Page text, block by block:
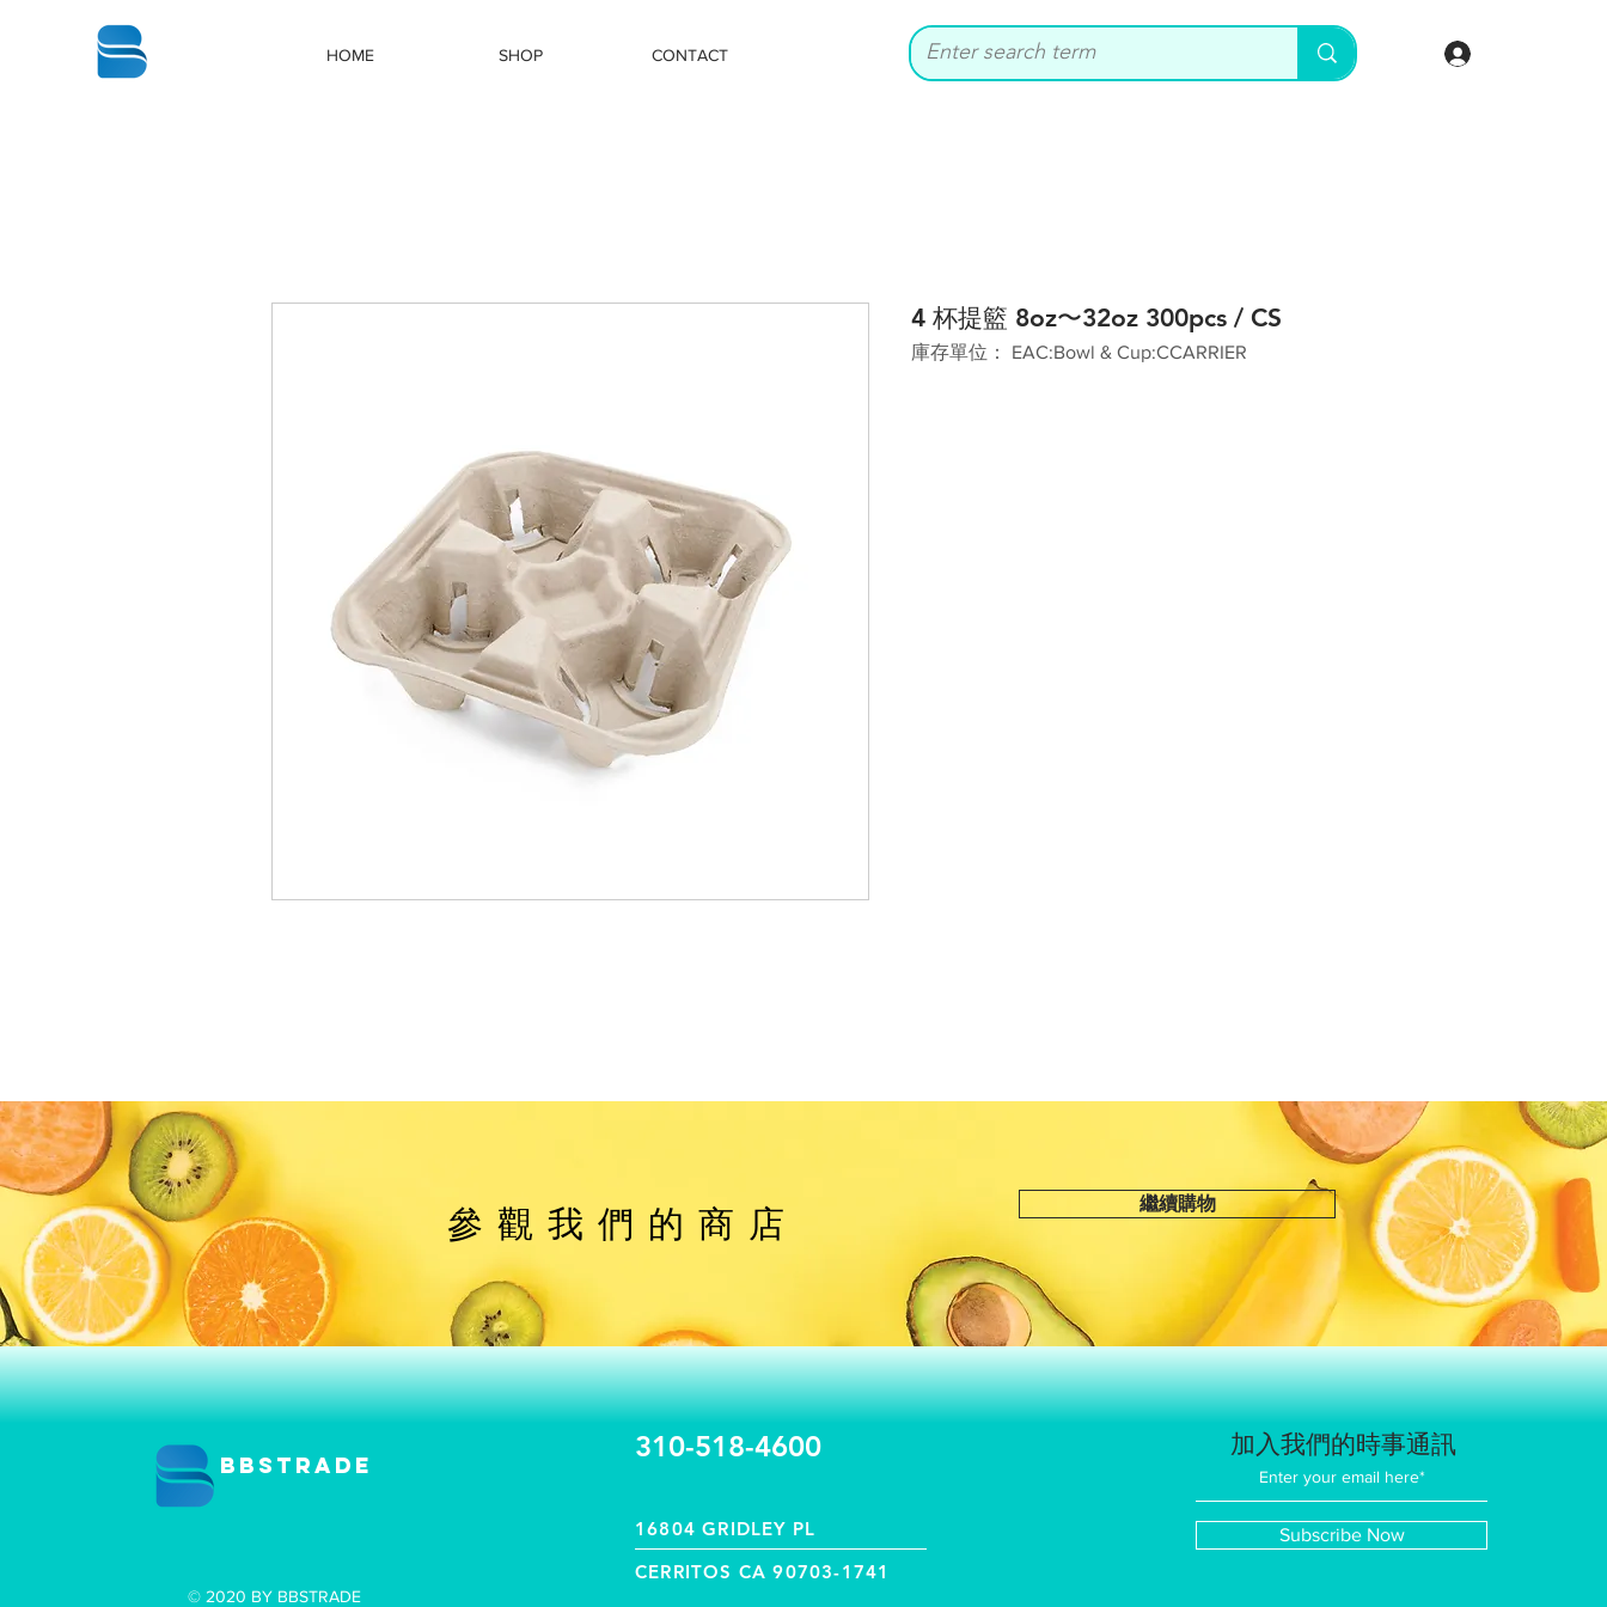
HOME SHOP CONTACT
4 杯提籃 8oz〜32oz 300pcs / CS
庫存單位： EAC:Bowl & Cup:CCARRIER
參觀我們的商店 繼續購物
BBSTRADE
© 2020 BY BBSTRADE
310-518-4600
16804 GRIDLEY PL
CERRITOS CA 90703-1741
Subscribe Now
加入我們的時事通訊